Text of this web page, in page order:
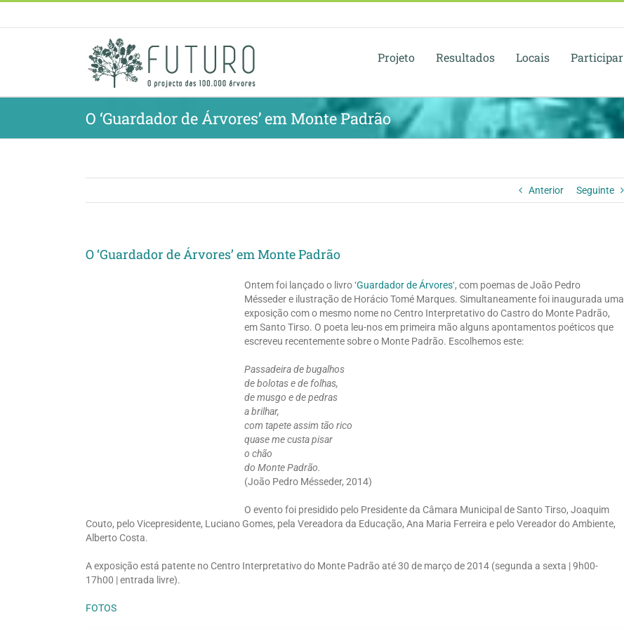
Projeto Resultados Locais Participar
O ‘Guardador de Árvores’ em Monte Padrão
Anterior Seguinte
O ‘Guardador de Árvores’ em Monte Padrão
Ontem foi lançado o livro ‘Guardador de Árvores‘, com poemas de João Pedro
Mésseder e ilustração de Horácio Tomé Marques. Simultaneamente foi inaugurada uma
exposição com o mesmo nome no Centro Interpretativo do Castro do Monte Padrão,
em Santo Tirso. O poeta leu-nos em primeira mão alguns apontamentos poéticos que
escreveu recentemente sobre o Monte Padrão. Escolhemos este:
Passadeira de bugalhos
de bolotas e de folhas,
de musgo e de pedras
a brilhar,
com tapete assim tão rico
quase me custa pisar
o chão
do Monte Padrão.
(João Pedro Mésseder, 2014)
O evento foi presidido pelo Presidente da Câmara Municipal de Santo Tirso, Joaquim
Couto, pelo Vicepresidente, Luciano Gomes, pela Vereadora da Educação, Ana Maria Ferreira e pelo Vereador do Ambiente,
Alberto Costa.
A exposição está patente no Centro Interpretativo do Monte Padrão até 30 de março de 2014 (segunda a sexta | 9h00-
17h00 | entrada livre).
FOTOS